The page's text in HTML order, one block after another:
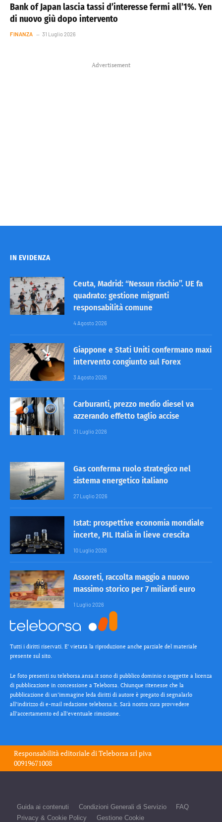
Bank of Japan lascia tassi d’interesse fermi all’1%. Yen
di nuovo giù dopo intervento
FINANZA 31 Luglio 2026
Advertisement
IN EVIDENZA
Ceuta, Madrid: “Nessun rischio”. UE fa
quadrato: gestione migranti
responsabilità comune
4 Agosto 2026
Giappone e Stati Uniti confermano maxi
intervento congiunto sul Forex
3 Agosto 2026
Carburanti, prezzo medio diesel va
azzerando effetto taglio accise
31 Luglio 2026
Gas conferma ruolo strategico nel
sistema energetico italiano
27 Luglio 2026
Istat: prospettive economia mondiale
incerte, PIL Italia in lieve crescita
10 Luglio 2026
Assoreti, raccolta maggio a nuovo
massimo storico per 7 miliardi euro
1 Luglio 2026
Tutti i diritti riservati. E’ vietata la riproduzione anche parziale del materiale
presente sul sito.
Le foto presenti su teleborsa.ansa.it sono di pubblico dominio o soggette a licenza
di pubblicazione in concessione a Teleborsa. Chiunque ritenesse che la
pubblicazione di un’immagine leda diritti di autore è pregato di segnalarlo
all’indirizzo di e-mail redazione teleborsa.it. Sarà nostra cura provvedere
all’accertamento ed all’eventuale rimozione.
Responsabilità editoriale diTeleborsa srlpiva
00919671008
Guida ai contenuti Condizioni Generali di Servizio
FAQ
Privacy & Cookie Policy
Gestione Cookie